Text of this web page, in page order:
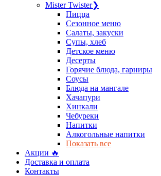
Mister Twister❯
Пицца
Сезонное меню
Салаты, закуски
Супы, хлеб
Детское меню
Десерты
Горячие блюда, гарниры
Соусы
Блюда на мангале
Хачапури
Хинкали
Чебуреки
Напитки
Алкогольные напитки
Показать все
Акции 🔥
Доставка и оплата
Контакты